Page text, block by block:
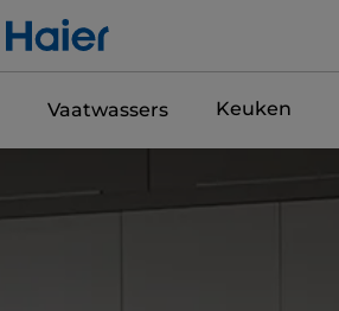
Vaatwassers Keuken